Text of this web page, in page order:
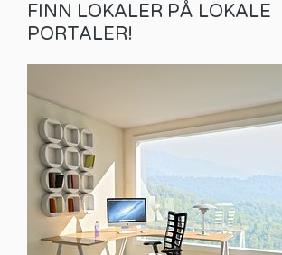
FINN LOKALER PÅ LOKALE
PORTALER!